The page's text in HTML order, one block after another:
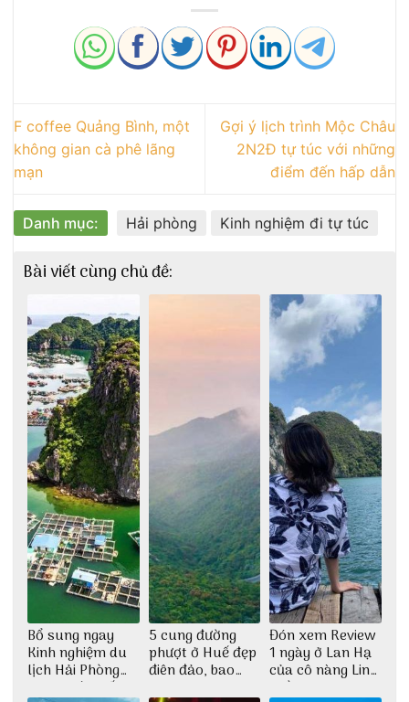
F coffee Quảng Bình, một
không gian cà phê lãng
mạn
Gợi ý lịch trình Mộc Châu
2N2Đ tự túc với những
điểm đến hấp dẫn
Danh mục: Hải phòng Kinh nghiệm đi tự túc
Bài viết cùng chủ đề:
Bổ sung ngay
Kinh nghiệm du
lịch Hải Phòng
2022 mới nhất
5 cung đường
phượt ở Huế đẹp
điên đảo, bao
Đón xem Review
1 ngày ở Lan Hạ
của cô nàng Linh
Trần